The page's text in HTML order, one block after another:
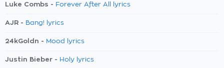
Luke Combs - Forever After All lyrics
AJR - Bang! lyrics
24kGoldn - Mood lyrics
Justin Bieber - Holy lyrics